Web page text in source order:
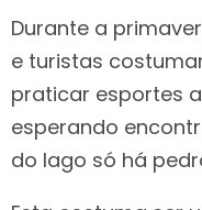
Durante a
e turistas
praticar esportes
esperando
do lago só há